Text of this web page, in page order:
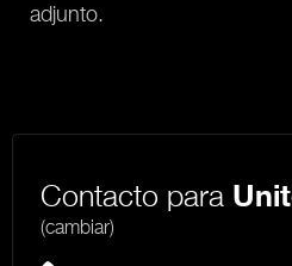
adjunto.
Contacto para
(cambiar)